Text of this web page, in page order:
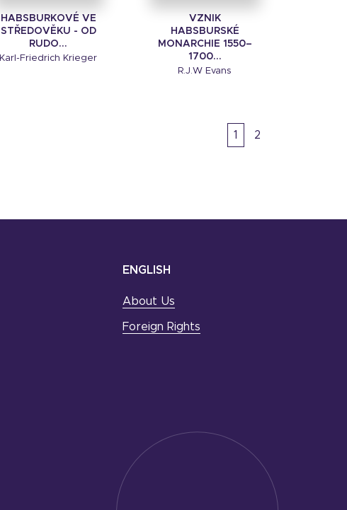
HABSBURKOVÉ VE
STŘEDOVĚKU - OD
RUDO...
Karl-Friedrich Krieger
VZNIK
HABSBURSKÉ
MONARCHIE 1550–
1700...
R.J.W Evans
1 2
ENGLISH
About Us
Foreign Rights